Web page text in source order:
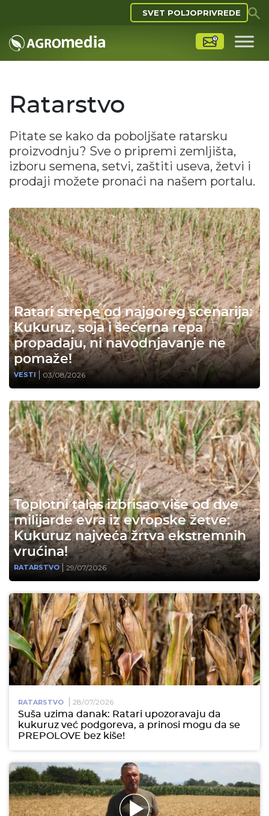
SVET POLJOPRIVREDE
Ratarstvo
Pitate se kako da poboljšate ratarsku
proizvodnju? Sve o pripremi zemljišta,
izboru semena, setvi, zaštiti useva, žetvi i
prodaji možete pronaći na našem portalu.
Ratari strepe od najgoreg scenarija:
Kukuruz, soja i šećerna repa
propadaju, ni navodnjavanje ne
pomaže!
VESTI 03/08/2026
Toplotni talas izbrisao više od dve
milijarde evra iz evropske žetve:
Kukuruz najveća žrtva ekstremnih
vrućina!
RATARSTVO 29/07/2026
RATARSTVO 28/07/2026
Suša uzima danak: Ratari upozoravaju da
kukuruz već podgoreva, a prinosi mogu da se
PREPOLOVE bez kiše!